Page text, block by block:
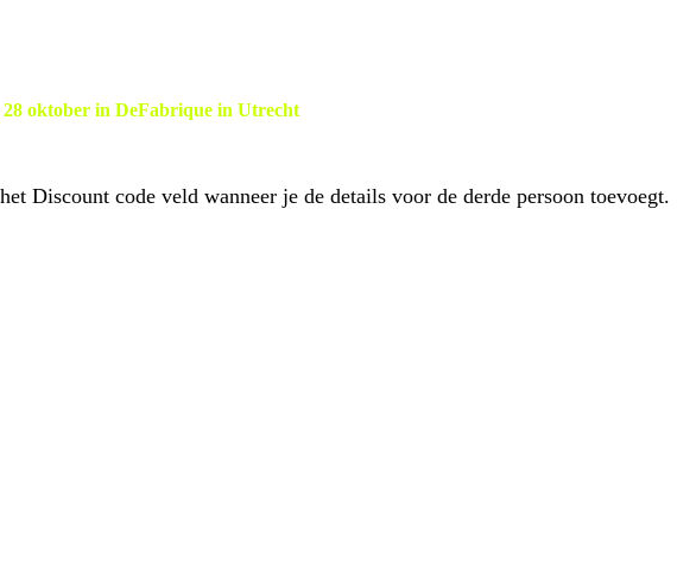
28 oktober in DeFabrique in Utrecht
Discount code veld wanneer je de details voor de derde persoon toevoegt.